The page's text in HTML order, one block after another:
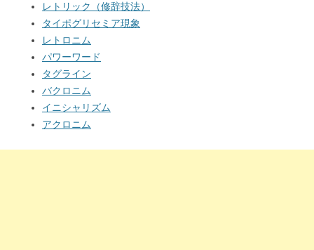
レトリック（修辞技法）
タイポグリセミア現象
レトロニム
パワーワード
タグライン
バクロニム
イニシャリズム
アクロニム